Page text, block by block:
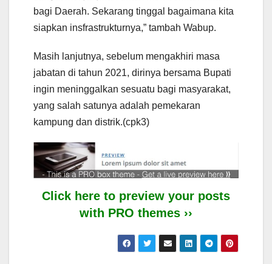
bagi Daerah. Sekarang tinggal bagaimana kita
siapkan insfrastrukturnya,” tambah Wabup.
Masih lanjutnya, sebelum mengakhiri masa
jabatan di tahun 2021, dirinya bersama Bupati
ingin meninggalkan sesuatu bagi masyarakat,
yang salah satunya adalah pemekaran
kampung dan distrik.(cpk3)
Click here to preview your posts
with PRO themes ››